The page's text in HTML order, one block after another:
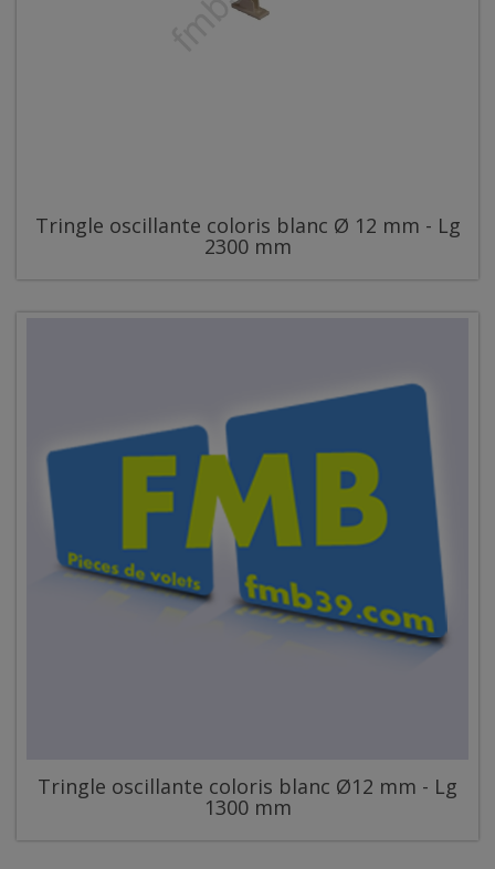
Tringle oscillante coloris blanc Ø 12 mm - Lg
2300 mm
Tringle oscillante coloris blanc Ø12 mm - Lg
1300 mm